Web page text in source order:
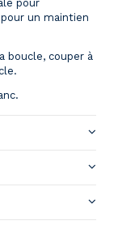
pour
un maintien
boucle, couper à